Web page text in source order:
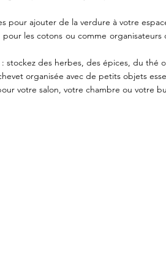
pour ajouter de la verdure à votre
les cotons ou comme organisateurs
stockez des herbes, des épices, du thé
organisée avec de petits objets
votre salon, votre chambre ou votre